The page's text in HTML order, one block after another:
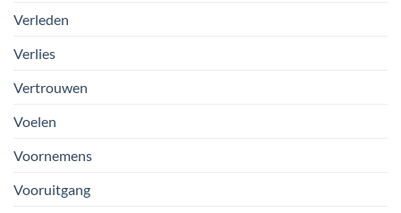
Verleden
Verlies
Vertrouwen
Voelen
Voornemens
Vooruitgang